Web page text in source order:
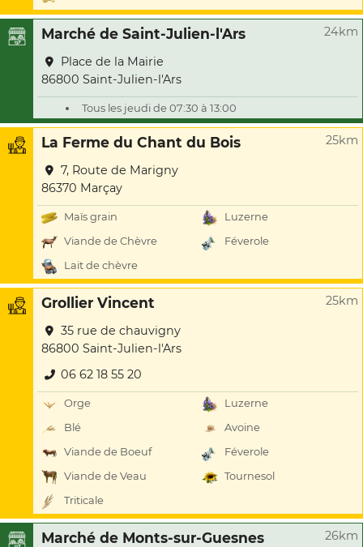
Marché de Saint-Julien-l'Ars 24km
Place de la Mairie
86800 Saint-Julien-l'Ars
Tous les jeudi de 07:30 à 13:00
La Ferme du Chant du Bois 25km
7, Route de Marigny
86370 Marçay
Maïs grain
Luzerne
Viande de Chèvre
Féverole
Lait de chèvre
Grollier Vincent 25km
35 rue de chauvigny
86800 Saint-Julien-l'Ars
06 62 18 55 20
Orge
Luzerne
Blé
Avoine
Viande de Boeuf
Féverole
Viande de Veau
Tournesol
Triticale
Marché de Monts-sur-Guesnes 26km